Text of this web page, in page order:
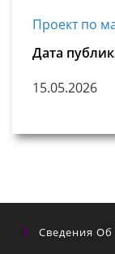
Проект по
Дата
15.05.2026
Сведения